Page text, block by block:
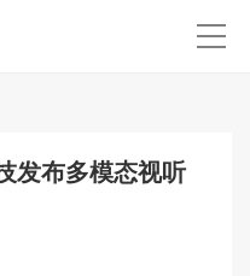
发布多模态视听